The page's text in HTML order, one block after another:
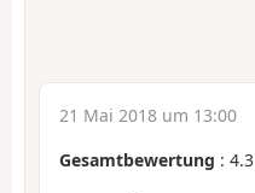
21 Mai 2018 um 13:00
Gesamtbewertung : 4.3